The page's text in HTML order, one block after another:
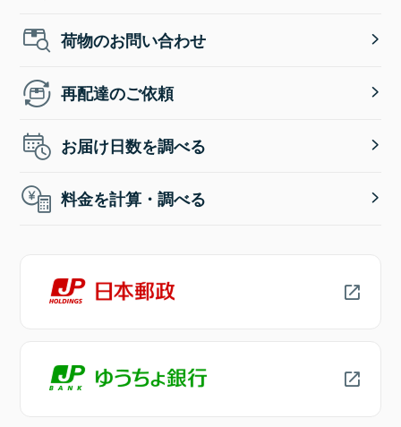
荷物のお問い合わせ
再配達のご依頼
お届け日数を調べる
料金を計算・調べる